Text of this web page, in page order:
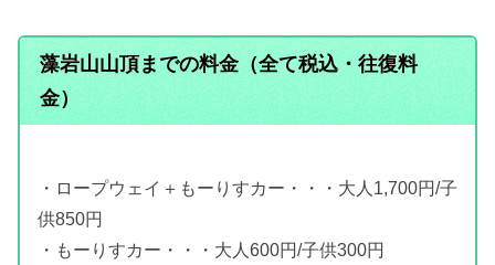
藻岩山山頂までの料金（全て税込・往復料
金）
・ロープウェイ＋もーりすカー・・・大人1,700円/子
供850円
・もーりすカー・・・大人600円/子供300円